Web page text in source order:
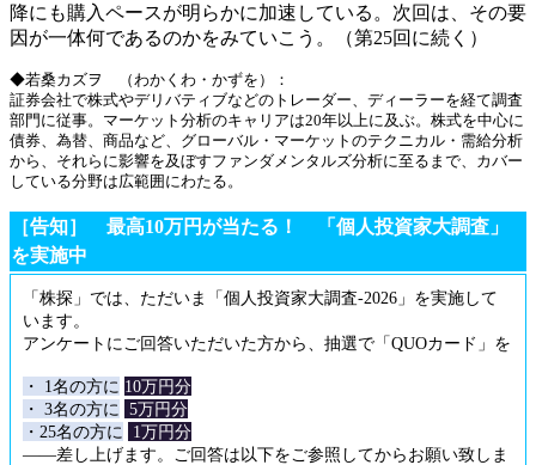
降にも購入ペースが明らかに加速している。次回は、その要
因が一体何であるのかをみていこう。（第25回に続く）
◆若桑カズヲ （わかくわ・かずを）：
証券会社で株式やデリバティブなどのトレーダー、ディーラーを経て調査
部門に従事。マーケット分析のキャリアは20年以上に及ぶ。株式を中心に
債券、為替、商品など、グローバル・マーケットのテクニカル・需給分析
から、それらに影響を及ぼすファンダメンタルズ分析に至るまで、カバー
している分野は広範囲にわたる。
［告知］ 最高10万円が当たる！ 「個人投資家大調査」
を実施中
「株探」では、ただいま「個人投資家大調査-2026」を実施して
います。
アンケートにご回答いただいた方から、抽選で「QUOカード」を
・ 1名の方に 10万円分
・ 3名の方に
5万円分
・25名の方に
1万円分
――差し上げます。ご回答は以下をご参照してからお願い致しま